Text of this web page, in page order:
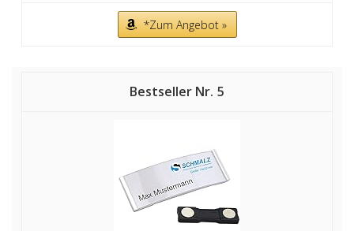
*Zum Angebot »
5